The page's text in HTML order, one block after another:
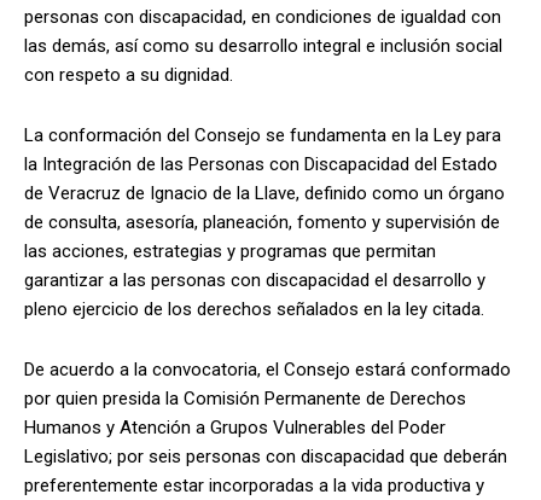
personas con discapacidad, en condiciones de igualdad con
las demás, así como su desarrollo integral e inclusión social
con respeto a su dignidad.
La conformación del Consejo se fundamenta en la Ley para
la Integración de las Personas con Discapacidad del Estado
de Veracruz de Ignacio de la Llave, definido como un órgano
de consulta, asesoría, planeación, fomento y supervisión de
las acciones, estrategias y programas que permitan
garantizar a las personas con discapacidad el desarrollo y
pleno ejercicio de los derechos señalados en la ley citada.
De acuerdo a la convocatoria, el Consejo estará conformado
por quien presida la Comisión Permanente de Derechos
Humanos y Atención a Grupos Vulnerables del Poder
Legislativo; por seis personas con discapacidad que deberán
preferentemente estar incorporadas a la vida productiva y